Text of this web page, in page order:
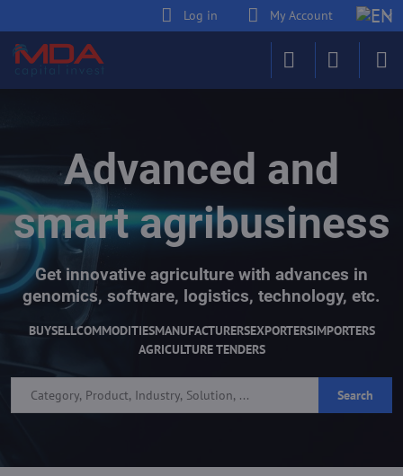
Log in My Account
Advanced and
smart agribusiness
Get innovative agriculture with advances in
genomics, software, logistics, technology, etc.
BUYSELLCOMMODITIESMANUFACTURERSEXPORTERSIMPORTERS
AGRICULTURE TENDERS
Search